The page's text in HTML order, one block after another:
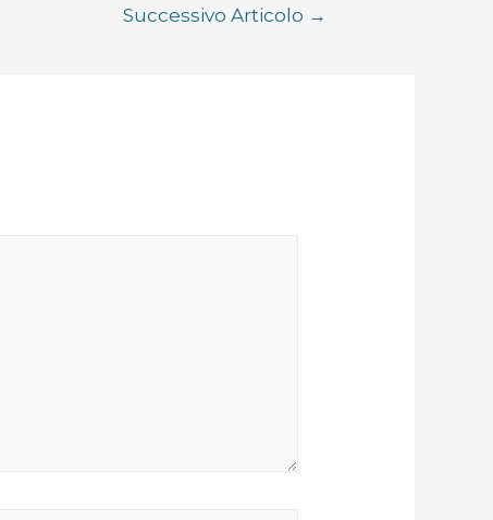
Successivo Articolo →